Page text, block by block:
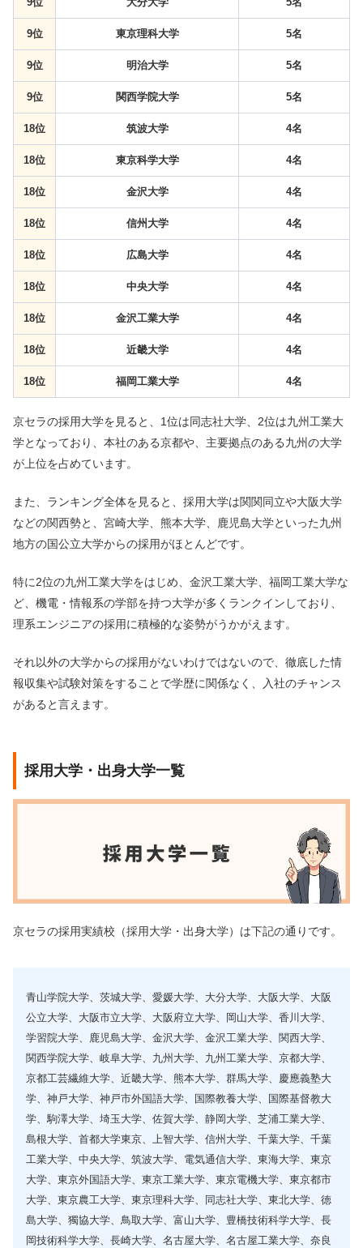
9位 東京理科大学 5名
9位 明治大学 5名
9位 関西学院大学 5名
18位 筑波大学 4名
18位 東京科学大学 4名
18位 金沢大学 4名
18位 信州大学 4名
18位 広島大学 4名
18位 中央大学 4名
18位 金沢工業大学 4名
18位 近畿大学 4名
18位 福岡工業大学 4名
京セラの採用大学を見ると、1位は同志社大学、2位は九州工業大
学となっており、本社のある京都や、主要拠点のある九州の大学
が上位を占めています。
また、ランキング全体を見ると、採用大学は関関同立や大阪大学
などの関西勢と、宮崎大学、熊本大学、鹿児島大学といった九州
地方の国公立大学からの採用がほとんどです。
特に2位の九州工業大学をはじめ、金沢工業大学、福岡工業大学な
ど、機電・情報系の学部を持つ大学が多くランクインしており、
理系エンジニアの採用に積極的な姿勢がうかがえます。
それ以外の大学からの採用がないわけではないので、徹底した情
報収集や試験対策をすることで学歴に関係なく、入社のチャンス
があると言えます。
採用大学・出身大学一覧
京セラの採用実績校（採用大学・出身大学）は下記の通りです。
青山学院大学、茨城大学、愛媛大学、大分大学、大阪大学、大阪
公立大学、大阪市立大学、大阪府立大学、岡山大学、香川大学、
学習院大学、鹿児島大学、金沢大学、金沢工業大学、関西大学、
関西学院大学、岐阜大学、九州大学、九州工業大学、京都大学、
京都工芸繊維大学、近畿大学、熊本大学、群馬大学、慶應義塾大
学、神戸大学、神戸市外国語大学、国際教養大学、国際基督教大
学、駒澤大学、埼玉大学、佐賀大学、静岡大学、芝浦工業大学、
島根大学、首都大学東京、上智大学、信州大学、千葉大学、千葉
工業大学、中央大学、筑波大学、電気通信大学、東海大学、東京
大学、東京外国語大学、東京工業大学、東京電機大学、東京都市
大学、東京農工大学、東京理科大学、同志社大学、東北大学、徳
島大学、獨協大学、鳥取大学、富山大学、豊橋技術科学大学、長
岡技術科学大学、長崎大学、名古屋大学、名古屋工業大学、奈良